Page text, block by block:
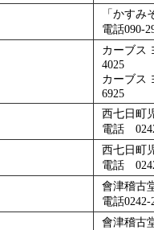
「かす
電話090-
カーブス
4025
カーブス
6925
西七日町
電話
西七日町
電話
會津稽古
電話0242-
會津稽古